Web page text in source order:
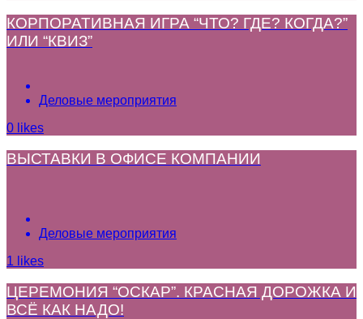
КОРПОРАТИВНАЯ ИГРА “ЧТО? ГДЕ? КОГДА?”
ИЛИ “КВИЗ”
Деловые мероприятия
0 likes
ВЫСТАВКИ В ОФИСЕ КОМПАНИИ
Деловые мероприятия
1 likes
ЦЕРЕМОНИЯ “ОСКАР”. КРАСНАЯ ДОРОЖКА И
ВСЁ КАК НАДО!